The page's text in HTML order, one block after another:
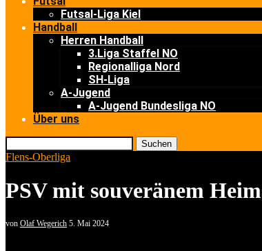
Futsal-Liga Kiel
Handball
Herren Handball
3.Liga Staffel NO
Regionalliga Nord
SH-Liga
A-Jugend
A-Jugend Bundesliga NO
Über uns
Suchen
Flens-Oberliga
PSV mit souveränem
von Olaf Wegerich 5. Mai 2024